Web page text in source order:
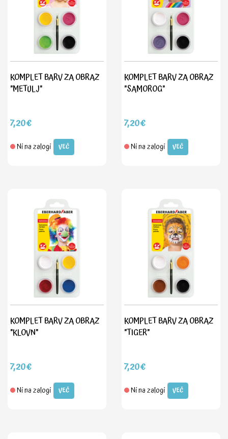
KOMPLET BARV ZA OBRAZ
"METULJ"
7,20€
Ni na zalogi VEČ
KOMPLET BARV ZA OBRAZ
"SAMOROG"
7,20€
Ni na zalogi VEČ
KOMPLET BARV ZA OBRAZ
"KLOVN"
7,20€
Ni na zalogi VEČ
KOMPLET BARV ZA OBRAZ
"TIGER"
7,20€
Ni na zalogi VEČ